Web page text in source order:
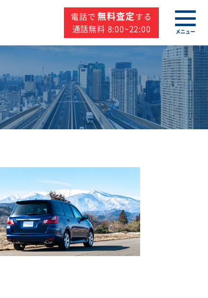
電話で 無料査定する
通話無料 8:00~22:00
メニュー